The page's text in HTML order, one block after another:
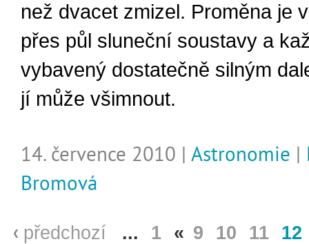
než dvacet zmizel. Proměna je
přes půl sluneční soustavy a
vybavený dostatečně silným
jí může všimnout.
14. července 2010 | Astronomie |
Bromová
předchozí ... 1 « 9 10 11 12